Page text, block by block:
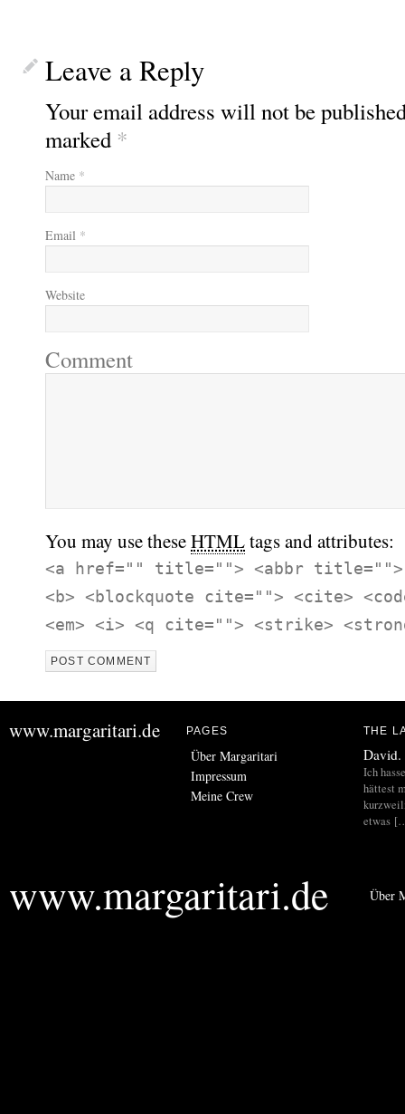
Leave a Reply
Your email address will not be
marked *
Name *
Email *
Website
Comment
You may use theseHTMLtags and attributes:
<a href="" title=""> <abbr title="">
<b> <blockquote cite=""> <cite>
<em> <i> <q cite=""> <strike>
www.margaritari.de PAGES
Über Margaritari
Impressum
Meine Crew
THE
David.
Ich
hättest
etwas
www.margaritari.de Über